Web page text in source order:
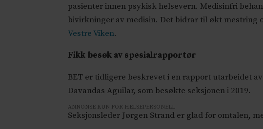
pasienter innen psykisk helsevern. Medisinfri
bivirkninger av medisin. Det bidrar til økt mestring
Vestre Viken.
Fikk besøk av spesialrapportør
BET er tidligere beskrevet i en rapport utarbeidet
Davandas Aguilar, som besøkte seksjonen i 2019.
ANNONSE KUN FOR HELSEPERSONELL
Seksjonsleder Jørgen Strand er glad for omtalen,